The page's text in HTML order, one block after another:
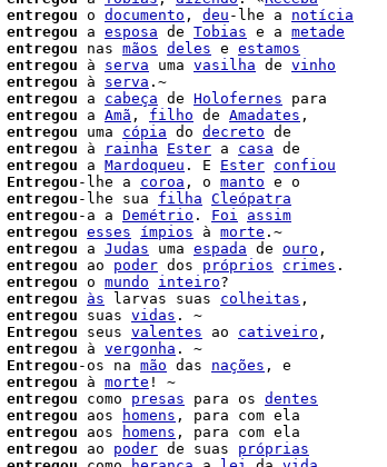
entregou o documento , deu -lhe a notícia
entregou a esposa de Tobias e a metade
entregou nas mãos deles e estamos
entregou à serva uma vasilha de vinho
entregou à serva .~
entregou a cabeça de Holofernes para
entregou a Amã , filho de Amadates ,
entregou uma cópia do decreto
entregou à rainha Ester a casa de
entregou a Mardoqueu . E Ester confiou
Entregou -lhe a coroa , o manto e o
entregou -lhe sua filha Cleópatra
entregou -a a Demétrio . Foi
assim
entregou esses ímpios à morte .~
entregou a Judas uma espada de ouro ,
entregou ao poder dos próprios crimes .
entregou o mundo inteiro?
entregou às larvas suas colheitas
entregou suas vidas . ~
Entregou seus valentes ao cativeiro ,
entregou à vergonha . ~
Entregou -os na mão das nações , e
entregou à morte ! ~
entregou como presas para os dentes
entregou aos homens , para com ela
entregou aos homens , para com ela
entregou ao poder de suas próprias